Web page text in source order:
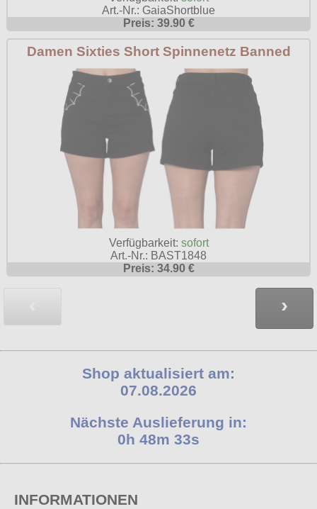
Art.-Nr.: GaiaShortblue
Preis: 39.90 €
Damen Sixties Short Spinnenetz Banned
Verfügbarkeit: sofort
Art.-Nr.: BAST1848
Preis: 34.90 €
›
Shop aktualisiert am:
07.08.2026
Nächste Auslieferung in:
0h 48m 32s
INFORMATIONEN